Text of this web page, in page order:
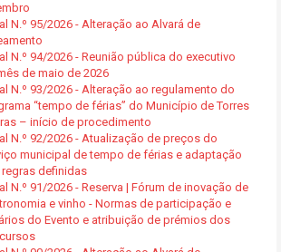
N.º 95/2026 - Alteração ao Alvará de
N.º 94/2026 - Reunião pública do executivo
de maio de 2026
N.º 93/2026 - Alteração ao regulamento do
“tempo de férias” do Município de Torres
– início de procedimento
N.º 92/2026 - Atualização de preços do
municipal de tempo de férias e adaptação
definidas
N.º 91/2026 - Reserva | Fórum de inovação de
e vinho - Normas de participação e
do Evento e atribuição de prémios dos